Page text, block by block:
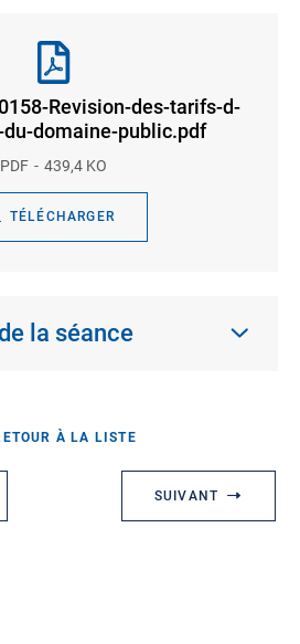
Revision-des-tarifs-d-
domaine-public.pdf
PDF 439,4 KO
TÉLÉCHARGER
la séance
À LA LISTE
SUIVANT